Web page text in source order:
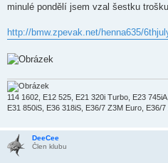
v
ř
í
p
ě
e
k
minulé pondělí jsem vzal šestku
http://bmw.zpevak.net/henna635/
114 1602, E12 525, E21 320i Turbo, E23
E31 850iS, E36 318iS, E36/7 Z3M Euro, E36/
DeeCee
Člen klubu